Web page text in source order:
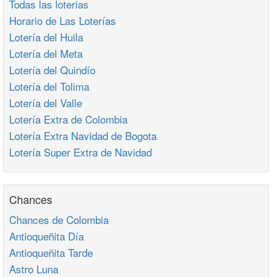
Todas las loterias
Horario de Las Loterías
Lotería del Huila
Lotería del Meta
Lotería del Quindío
Lotería del Tolima
Lotería del Valle
Lotería Extra de Colombia
Lotería Extra Navidad de Bogota
Lotería Super Extra de Navidad
Chances
Chances de Colombia
Antioqueñita Día
Antioqueñita Tarde
Astro Luna